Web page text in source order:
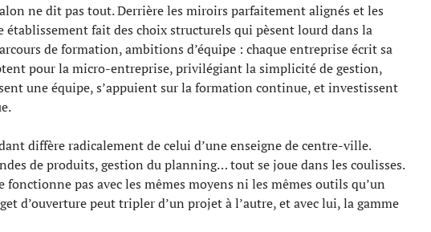
ne dit pas tout. Derrière les miroirs parfaitement alignés et les
établissement fait des choix structurels qui pèsent lourd dans la
de formation, ambitions d’équipe : chaque entreprise écrit sa
pour la micro-entreprise, privilégiant la simplicité de gestion,
une équipe, s’appuient sur la formation continue, et investissent
diffère radicalement de celui d’une enseigne de centre-ville.
de produits, gestion du planning… tout se joue dans les coulisses.
fonctionne pas avec les mêmes moyens ni les mêmes outils qu’un
d’ouverture peut tripler d’un projet à l’autre, et avec lui, la gamme